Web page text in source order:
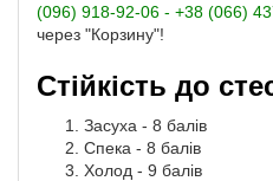
(096) 918-92-06 - +38 (066)
через "Корзину"!
Стійкість до
Засуха - 8 балів
Спека - 8 балів
Холод - 9 балів